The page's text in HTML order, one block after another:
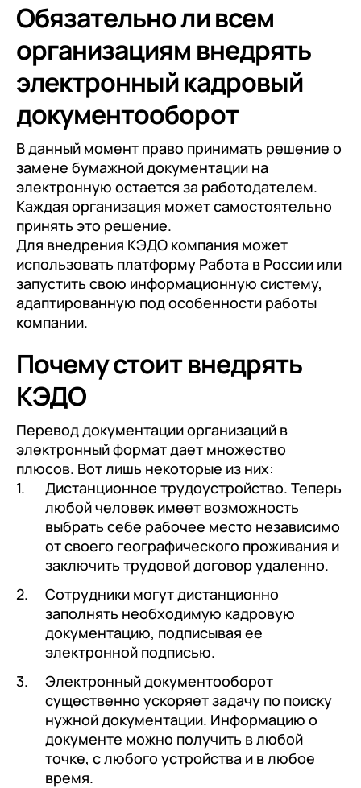
Обязательно ли всем
организациям внедрять
электронный кадровый
документооборот
В данный момент право принимать решение о
замене бумажной документации на
электронную остается за работодателем.
Каждая организация может самостоятельно
принять это решение.
Для внедрения КЭДО компания может
использовать платформу Работа в России или
запустить свою информационную систему,
адаптированную под особенности работы
компании.
Почему стоит внедрять
КЭДО
Перевод документации организаций в
электронный формат дает множество
плюсов. Вот лишь некоторые из них:
Дистанционное трудоустройство. Теперь
любой человек имеет возможность
выбрать себе рабочее место независимо
от своего географического проживания и
заключить трудовой договор удаленно.
Сотрудники могут дистанционно
заполнять необходимую кадровую
документацию, подписывая ее
электронной подписью.
Электронный документооборот
существенно ускоряет задачу по поиску
нужной документации. Информацию о
документе можно получить в любой
точке, с любого устройства и в любое
время.